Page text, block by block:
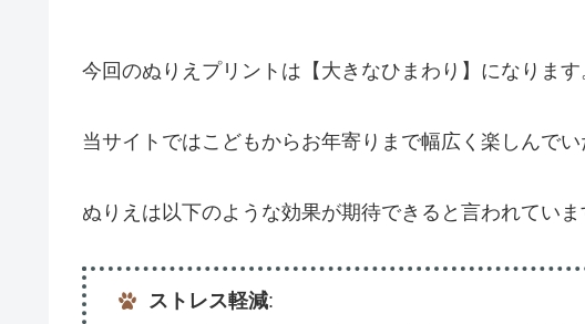
今回のぬりえプリントは【大きなひまわり】になります
当サイトではこどもからお年寄りまで幅広く楽しんで
ぬりえは以下のような効果が期待できると言われていま
ストレス軽減: